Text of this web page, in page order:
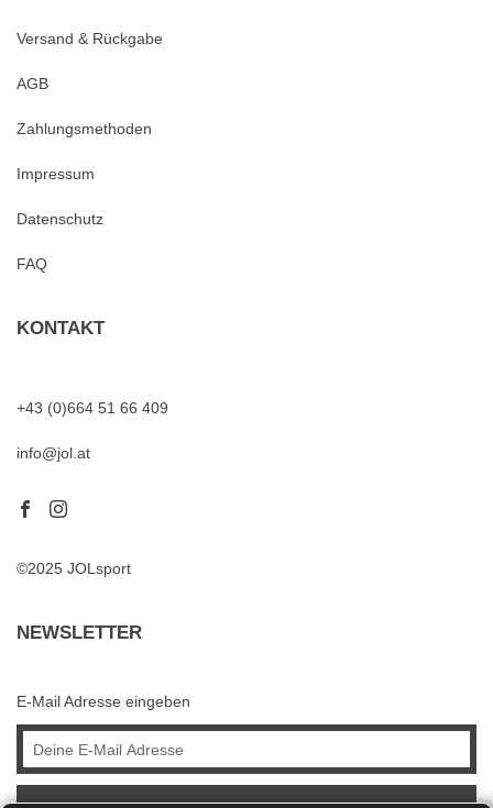
Versand & Rückgabe
AGB
Zahlungsmethoden
Impressum
Datenschutz
FAQ
KONTAKT
+43 (0)664 51 66 409
info@jol.at
©2025 JOLsport
NEWSLETTER
E-Mail Adresse eingeben